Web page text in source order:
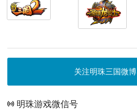
关注明珠三国微博
明珠游戏微信号